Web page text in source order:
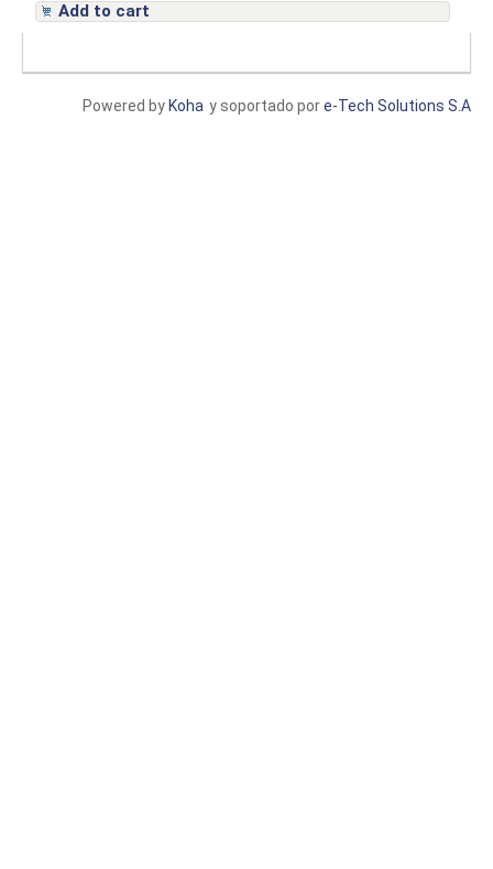
Add to cart
y soportado pore-Tech Solutions S.A
Powered by Koha